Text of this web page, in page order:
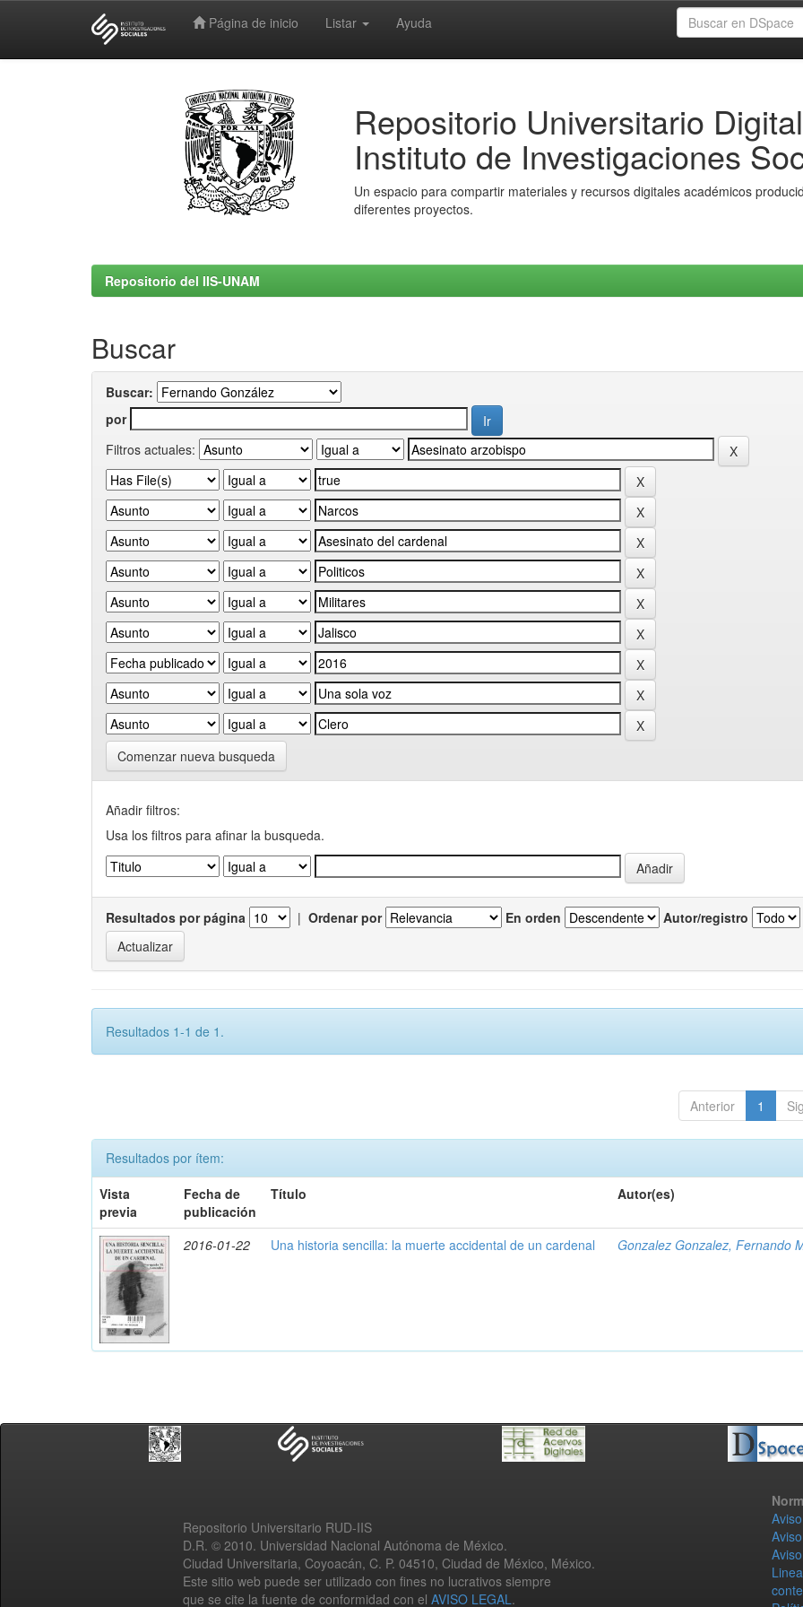
Página de inicio Listar Ayuda
Repositorio Universitario Digital
Instituto de Investigaciones
Un espacio para compartir materiales y recursos digitales académicos
diferentes proyectos.
Repositorio del IIS-UNAM
Buscar
Buscar:
por
Filtros actuales:
Comenzar nueva busqueda
Añadir filtros:
Usa los filtros para afinar la busqueda.
Resultados por página | Ordenar por En orden Autor/registro
Resultados 1-1 de 1.
Anterior 1
Resultados por ítem:
Vista
previa
Fecha de
publicación
Título Autor(es)
2016-01-22 Una historia sencilla: la muerte accidental de un cardenal Gonzalez Gonzalez, Fernando
Repositorio Universitario RUD-IIS
D.R. © 2010. Universidad Nacional Autónoma de México.
Ciudad Universitaria, Coyoacán, C. P. 04510, Ciudad de México, México.
Este sitio web puede ser utilizado con fines no lucrativos siempre
que se cite la fuente de conformidad con el AVISO LEGAL.